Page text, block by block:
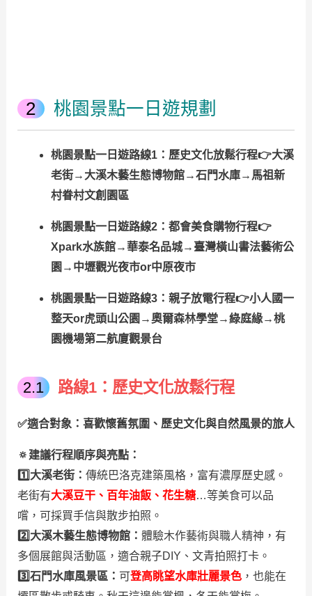
桃園景點一日遊規劃
桃園景點一日遊路線1：歷史文化放鬆行程👉大溪
老街→大溪木藝生態博物館→石門水庫→馬祖新
村眷村文創園區
桃園景點一日遊路線2：都會美食購物行程👉
Xpark水族館→華泰名品城→臺灣橫山書法藝術公
園→中壢觀光夜市or中原夜市
桃園景點一日遊路線3：親子放電行程👉小人國一
整天or虎頭山公園→奧爾森林學堂→綠庭緣→桃
園機場第二航廈觀景台
路線1：歷史文化放鬆行程
✅適合對象： 喜歡懷舊氛圍、歷史文化與自然風景的旅人
🔅建議行程順序與亮點：
1️⃣大溪老街： 傳統巴洛克建築風格，富有濃厚歷史感。
老街有大溪豆干、百年油飯、花生糖…等美食可以品
嚐，可採買手信與散步拍照。
2️⃣大溪木藝生態博物館： 體驗木作藝術與職人精神，有
多個展館與活動區，適合親子DIY、文青拍照打卡。
3️⃣石門水庫風景區： 可登高眺望水庫壯麗景色，也能在